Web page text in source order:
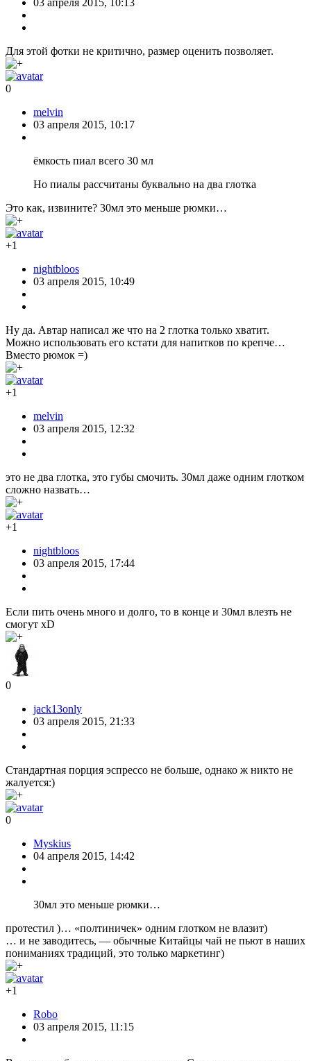
Для этой фотки не критично, размер оценить позволяет.
0
melvin
03 апреля 2015, 10:17
ёмкость пиал всего 30 мл
Но пиалы рассчитаны буквально на два глотка
Это как, извините? 30мл это меньше рюмки…
+1
nightbloos
03 апреля 2015, 10:49
Ну да. Автар написал же что на 2 глотка только хватит.
Можно использовать его кстати для напитков по крепче…
Вместо рюмок =)
+1
melvin
03 апреля 2015, 12:32
это не два глотка, это губы смочить. 30мл даже одним глотком
сложно назвать…
+1
nightbloos
03 апреля 2015, 17:44
Если пить очень много и долго, то в конце и 30мл влезть не
смогут xD
0
jack13only
03 апреля 2015, 21:33
Стандартная порция эспрессо не больше, однако ж никто не
жалуется:)
0
Myskius
04 апреля 2015, 14:42
30мл это меньше рюмки…
протестил )… «полтиничек» одним глотком не влазит)
… и не заводитесь, — обычные Китайцы чай не пьют в наших
пониманиях традиций, это только маркетинг)
+1
Robo
03 апреля 2015, 11:15